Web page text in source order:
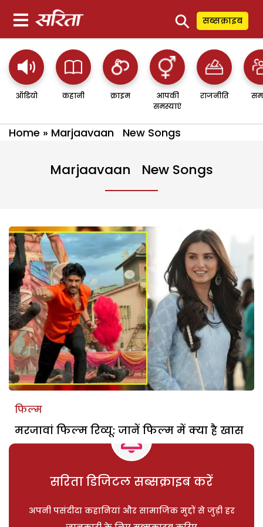
⚲ सब्सक्राइब
ऑडियो कहानी क्राइम
आपकी
समस्याएं
राजनीति
Home » Marjaavaan New Songs
Marjaavaan New Songs
फिल्म
मरजावां फिल्म रिव्यू: जानें फिल्म में क्या है खास
सरिता डिजिटल सब्सक्राइब करें
अपनी पसंदीदा कहानियां और सामाजिक मुद्दों से जुड़ी हर